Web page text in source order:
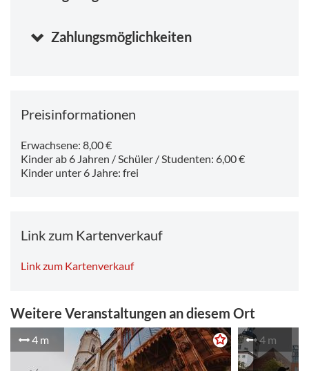
Zahlungsmöglichkeiten
Preisinformationen
Erwachsene: 8,00 €
Kinder ab 6 Jahren / Schüler / Studenten: 6,00 €
Kinder unter 6 Jahre: frei
Link zum Kartenverkauf
Link zum Kartenverkauf
Weitere Veranstaltungen an diesem Ort
4 m 4 m